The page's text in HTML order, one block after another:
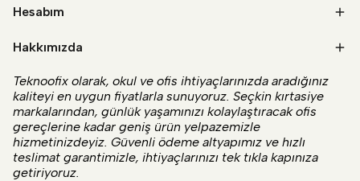
Hesabım
Hakkımızda
Teknoofix olarak, okul ve ofis ihtiyaçlarınızda aradığınız
kaliteyi en uygun fiyatlarla sunuyoruz. Seçkin kırtasiye
markalarından, günlük yaşamınızı kolaylaştıracak ofis
gereçlerine kadar geniş ürün yelpazemizle
hizmetinizdeyiz. Güvenli ödeme altyapımız ve hızlı
teslimat garantimizle, ihtiyaçlarınızı tek tıkla kapınıza
getiriyoruz.